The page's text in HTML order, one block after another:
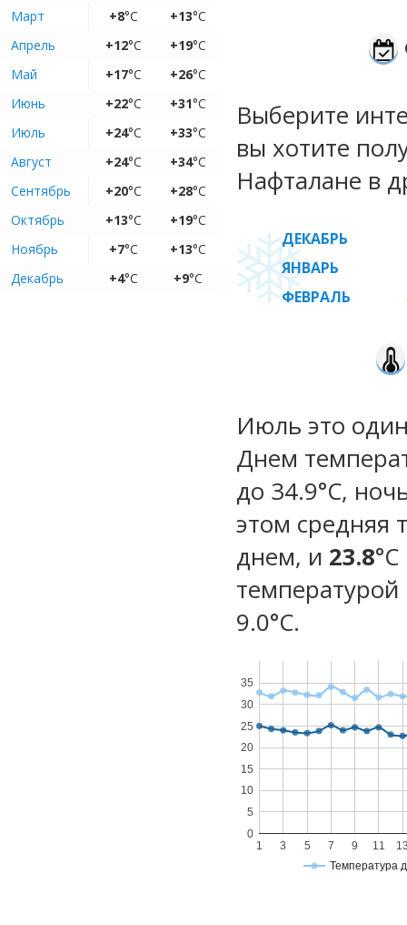
Март
+8°C +13°C
Апрель
+12°C +19°C
Май
+17°C +26°C
Июнь
+22°C +31°C
Июль
+24°C +33°C
Август
+24°C +34°C
Сентябрь
+20°C +28°C
Октябрь
+13°C +19°C
Ноябрь
+7°C +13°C
Декабрь
+4°C +9°C
Выберите
вы хотите
Нафталане в
ДЕКАБРЬ
ЯНВАРЬ
ФЕВРАЛЬ
Июль это
Днем
до 34.9°C,
этом средняя
днем, и 23.8
температурой
9.0°С.
Температура
1 3 5 7 9 11
0
5
10
15
20
25
30
35